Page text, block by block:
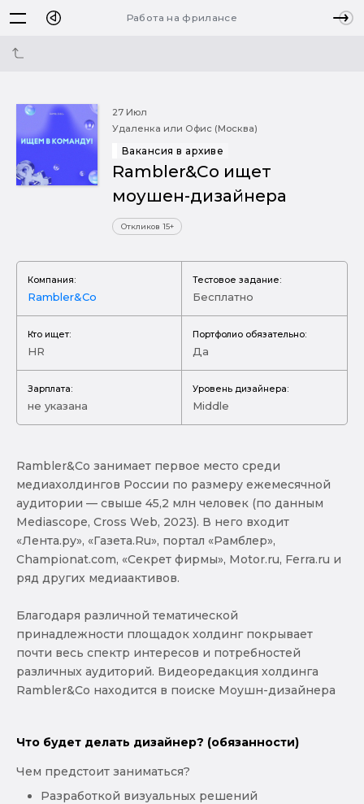
Работа на фрилансе
27 Июл
Удаленка или Офис (Москва)
Вакансия в архиве
Rambler&Co ищет
моушен-дизайнера
Откликов 15+
Компания:
Rambler&Co
Тестовое задание:
Бесплатно
Кто ищет:
HR
Портфолио обязательно:
Да
Зарплата:
не указана
Уровень дизайнера:
Middle
Rambler&Co занимает первое место среди
медиахолдингов России по размеру ежемесячной
аудитории — свыше 45,2 млн человек (по данным
Mediascope, Cross Web, 2023). В него входит
«Лента.ру», «Газета.Ru», портал «Рамблер»,
Championat.com, «Секрет фирмы», Motor.ru, Ferra.ru и
ряд других медиаактивов.
Благодаря различной тематической
принадлежности площадок холдинг покрывает
почти весь спектр интересов и потребностей
различных аудиторий. Видеоредакция холдинга
Rambler&Co находится в поиске Моушн-дизайнера
Что будет делать дизайнер? (обязанности)
Чем предстоит заниматься?
Разработкой визуальных решений